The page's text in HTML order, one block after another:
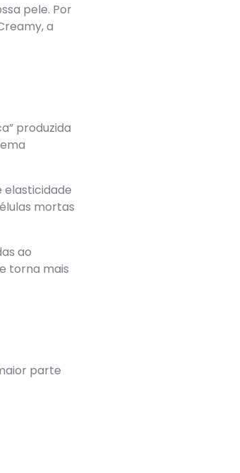
pele. Por
a
produzida
elasticidade
mortas
ao
torna mais
parte